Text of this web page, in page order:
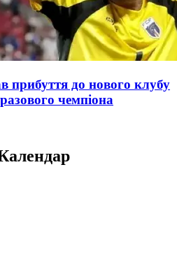
прибуття до нового клубу
чемпіона